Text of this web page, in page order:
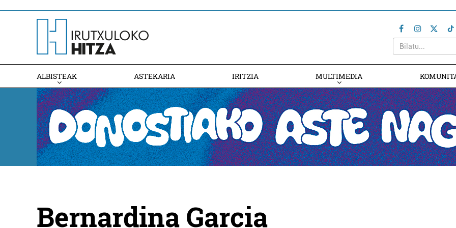
ALBISTEAK ASTEKARIA IRITZIA MULTIMEDIA
Bernardina Garcia